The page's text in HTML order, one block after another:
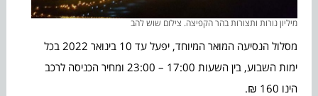
מיליון נורות ותצורות בהר הקפיצה. צילום שוש להב
מסלול הנסיעה המואר המיוחד, יפעל עד 10 בינואר 2022 בכל
ימות השבוע, בין השעות 17:00 – 23:00 ומחיר הכניסה לרכב
הינו 160 ₪.